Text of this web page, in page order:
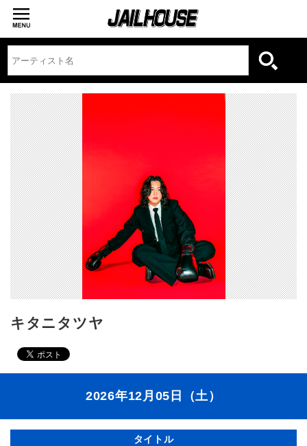
キタニタツヤ
2026年12月05日（土）
タイトル